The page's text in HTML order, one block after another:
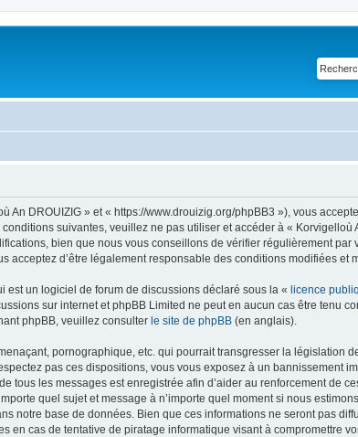
DROUIZIG » et « https://www.drouizig.org/phpBB3 »), vous
suivantes, veuillez ne pas utiliser et accéder à « Korvigelloù
bien que nous vous conseillons de vérifier régulièrement par
d’être légalement responsable des conditions modifiées et
un logiciel de forum de discussions déclaré sous la « licence
sur internet et phpBB Limited ne peut en aucun cas être tenu
phpBB, veuillez consulter le site de phpBB (en anglais).
pornographique, etc. qui pourrait transgresser la législation
pas ces dispositions, vous vous exposez à un bannissement
tous les messages est enregistrée afin d’aider au renforcement de
quel sujet et message à n’importe quel moment si nous
notre base de données. Bien que ces informations ne seront pas
en cas de tentative de piratage informatique visant à compromettre